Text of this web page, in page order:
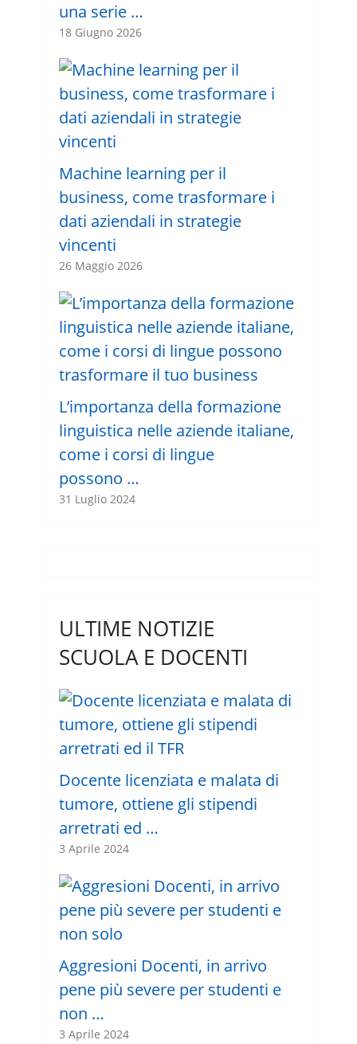
una serie …
18 Giugno 2026
Machine learning per il
business, come trasformare i
dati aziendali in strategie
vincenti
26 Maggio 2026
L’importanza della formazione
linguistica nelle aziende italiane,
come i corsi di lingue
possono …
31 Luglio 2024
ULTIME NOTIZIE
SCUOLA E DOCENTI
Docente licenziata e malata di
tumore, ottiene gli stipendi
arretrati ed …
3 Aprile 2024
Aggresioni Docenti, in arrivo
pene più severe per studenti e
non …
3 Aprile 2024